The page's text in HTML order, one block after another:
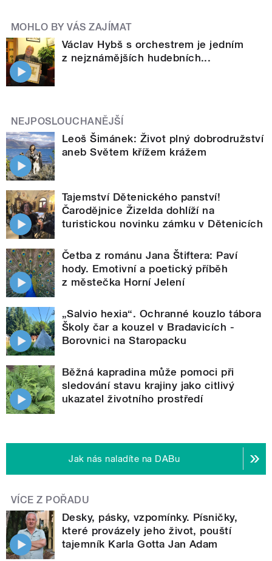
MOHLO BY VÁS ZAJÍMAT
Václav Hybš s orchestrem je jedním
z nejznámějších hudebních...
NEJPOSLOUCHANĚJŠÍ
Leoš Šimánek: Život plný dobrodružství
aneb Světem křížem krážem
Tajemství Dětenického panství!
Čarodějnice Žizelda dohlíží na
turistickou novinku zámku v Dětenicích
Četba z románu Jana Štiftera: Paví
hody. Emotivní a poetický příběh
z městečka Horní Jelení
„Salvio hexia“. Ochranné kouzlo tábora
Školy čar a kouzel v Bradavicích -
Borovnici na Staropacku
Běžná kapradina může pomoci při
sledování stavu krajiny jako citlivý
ukazatel životního prostředí
Jak nás naladíte na DABu
VÍCE Z POŘADU
Desky, pásky, vzpomínky. Písničky,
které provázely jeho život, pouští
tajemník Karla Gotta Jan Adam